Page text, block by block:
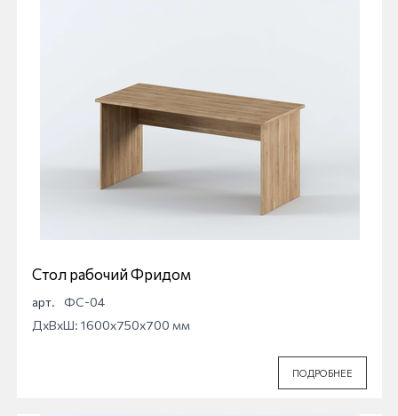
Стол рабочий Фридом
арт.
ФС-04
ДхВхШ: 1600x750x700 мм
ПОДРОБНЕЕ